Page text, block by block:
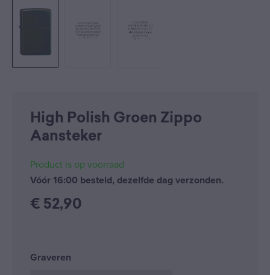
High Polish Groen Zippo
Aansteker
Product is op voorraad
Vóór 16:00 besteld, dezelfde dag verzonden.
€ 52,90
Graveren